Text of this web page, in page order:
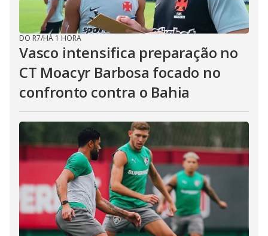
DO R7/HÁ 1 HORA
Vasco intensifica preparação no
CT Moacyr Barbosa focado no
confronto contra o Bahia